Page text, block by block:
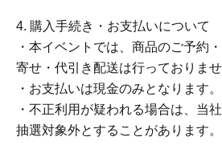
4. 購入手続き・お支払いについて
・本イベントでは、商品のご予約
寄せ・代引き配送は行っておりませ
・お支払いは現金のみとなります。
・不正利用が疑われる場合は、当
抽選対象外とすることがあります。